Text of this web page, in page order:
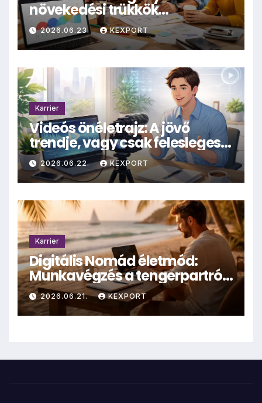
növekedési trükkök
kisvállalkozásoknak
2026.06.23. KEXPORT
Karrier
Videós önéletrajz: A jövő
trendje, vagy csak felesleges
hűhó?
2026.06.22. KEXPORT
Karrier
Digitális Nomád életmód:
Munkavégzés a tengerpartról
– valóság vagy mítosz?
2026.06.21. KEXPORT